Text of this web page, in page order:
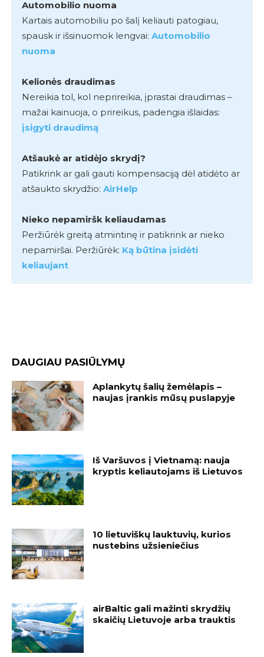
Automobilio nuoma
Kartais automobiliu po šalį keliauti patogiau,
spausk ir išsinuomok lengvai: Automobilio
nuoma
Kelionės draudimas
Nereikia tol, kol neprireikia, įprastai draudimas –
mažai kainuoja, o prireikus, padengia išlaidas:
įsigyti draudimą
Atšaukė ar atidėjo skrydį?
Patikrink ar gali gauti kompensaciją dėl atidėto ar
atšaukto skrydžio: AirHelp
Nieko nepamiršk keliaudamas
Peržiūrėk greitą atmintinę ir patikrink ar nieko
nepamiršai. Peržiūrėk: Ką būtina įsidėti
keliaujant
DAUGIAU PASIŪLYMŲ
Aplankytų šalių žemėlapis –
naujas įrankis mūsų puslapyje
Iš Varšuvos į Vietnamą: nauja
kryptis keliautojams iš Lietuvos
10 lietuviškų lauktuvių, kurios
nustebins užsieniečius
airBaltic gali mažinti skrydžių
skaičių Lietuvoje arba trauktis